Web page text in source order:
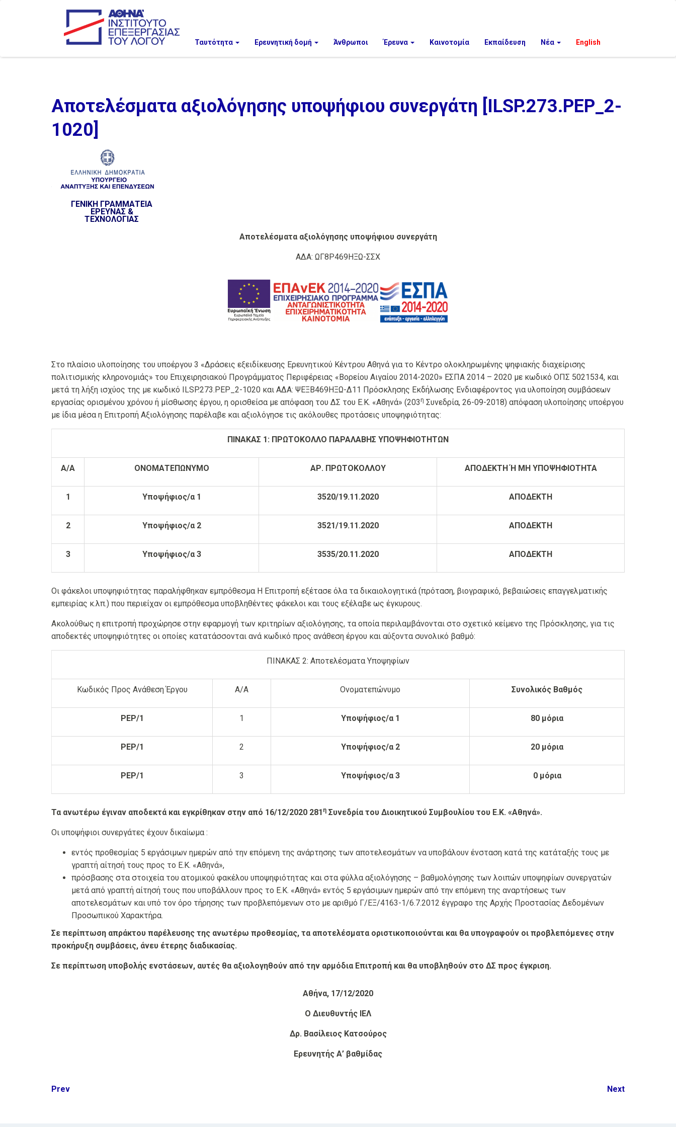
Ταυτότητα Ερευνητική δομή Άνθρωποι Έρευνα Καινοτομία Εκπαίδευση Νέα English
Αποτελέσματα αξιολόγησης υποψήφιου συνεργάτη [ILSP.273.PEP_2-
1020]
ΓΕΝΙΚΗ ΓΡΑΜΜΑΤΕΙΑ
ΕΡΕΥΝΑΣ &
ΤΕΧΝΟΛΟΓΙΑΣ
Αποτελέσματα αξιολόγησης υποψήφιου συνεργάτη
ΑΔΑ: ΩΓ8Ρ469ΗΞΩ-ΣΣΧ
Στο πλαίσιο υλοποίησης του υποέργου 3 «Δράσεις εξειδίκευσης Ερευνητικού Κέντρου Αθηνά για το Κέντρο ολοκληρωμένης ψηφιακής διαχείρισης
πολιτισμικής κληρονομιάς» του Επιχειρησιακού Προγράμματος Περιφέρειας «Βορείου Αιγαίου 2014-2020» ΕΣΠΑ 2014 – 2020 με κωδικό ΟΠΣ 5021534, και
μετά τη λήξη ισχύος της με κωδικό ILSP.273.PEP_2-1020 και ΑΔΑ: ΨΕΞΒ469ΗΞΩ-Δ11 Πρόσκλησης Εκδήλωσης Ενδιαφέροντος για υλοποίηση συμβάσεων
εργασίας ορισμένου χρόνου ή μίσθωσης έργου, η ορισθείσα με απόφαση του ΔΣ του Ε.Κ. «Αθηνά» (203η Συνεδρία, 26-09-2018) απόφαση υλοποίησης υποέργου
με ίδια μέσα η Επιτροπή Αξιολόγησης παρέλαβε και αξιολόγησε τις ακόλουθες προτάσεις υποψηφιότητας:
ΠΙΝΑΚΑΣ 1: ΠΡΩΤΟΚΟΛΛΟ ΠΑΡΑΛΑΒΗΣ ΥΠΟΨΗΦΙΟΤΗΤΩΝ
Α/Α ΟΝΟΜΑΤΕΠΩΝΥΜΟ ΑΡ. ΠΡΩΤΟΚΟΛΛΟΥ ΑΠΟΔΕΚΤΗ Ή ΜΗ ΥΠΟΨΗΦΙΟΤΗΤΑ
1 Υποψήφιος/α 1 3520/19.11.2020 ΑΠΟΔΕΚΤΗ
2 Υποψήφιος/α 2 3521/19.11.2020 ΑΠΟΔΕΚΤΗ
3 Υποψήφιος/α 3 3535/20.11.2020 ΑΠΟΔΕΚΤΗ
Οι φάκελοι υποψηφιότητας παραλήφθηκαν εμπρόθεσμα Η Επιτροπή εξέτασε όλα τα δικαιολογητικά (πρόταση, βιογραφικό, βεβαιώσεις επαγγελματικής
εμπειρίας κ.λπ.) που περιείχαν οι εμπρόθεσμα υποβληθέντες φάκελοι και τους εξέλαβε ως έγκυρους.
Ακολούθως η επιτροπή προχώρησε στην εφαρμογή των κριτηρίων αξιολόγησης, τα οποία περιλαμβάνονται στο σχετικό κείμενο της Πρόσκλησης, για τις
αποδεκτές υποψηφιότητες οι οποίες κατατάσσονται ανά κωδικό προς ανάθεση έργου και αύξοντα συνολικό βαθμό:
ΠΙΝΑΚΑΣ 2: Αποτελέσματα Υποψηφίων
Κωδικός Προς Ανάθεση Έργου Α/Α Ονοματεπώνυμο Συνολικός Βαθμός
PEP/1 1 Υποψήφιος/α 1 80 μόρια
PEP/1 2 Υποψήφιος/α 2 20 μόρια
PEP/1 3 Υποψήφιος/α 3 0 μόρια
Τα ανωτέρω έγιναν αποδεκτά και εγκρίθηκαν στην από 16/12/2020 281 η Συνεδρία του Διοικητικού Συμβουλίου του Ε.Κ. «Αθηνά».
Οι υποψήφιοι συνεργάτες έχουν δικαίωμα :
εντός προθεσμίας 5 εργάσιμων ημερών από την επόμενη της ανάρτησης των αποτελεσμάτων να υποβάλουν ένσταση κατά της κατάταξής τους με
γραπτή αίτησή τους προς το Ε.Κ. «Αθηνά»,
πρόσβασης στα στοιχεία του ατομικού φακέλου υποψηφιότητας και στα φύλλα αξιολόγησης – βαθμολόγησης των λοιπών υποψηφίων συνεργατών
μετά από γραπτή αίτησή τους που υποβάλλουν προς το Ε.Κ. «Αθηνά» εντός 5 εργάσιμων ημερών από την επόμενη της αναρτήσεως των
αποτελεσμάτων και υπό τον όρο τήρησης των προβλεπόμενων στο με αριθμό Γ/ΕΞ/4163-1/6.7.2012 έγγραφο της Αρχής Προστασίας Δεδομένων
Προσωπικού Χαρακτήρα.
Σε περίπτωση απράκτου παρέλευσης της ανωτέρω προθεσμίας, τα αποτελέσματα οριστικοποιούνται και θα υπογραφούν οι προβλεπόμενες στην
προκήρυξη συμβάσεις, άνευ έτερης διαδικασίας.
Σε περίπτωση υποβολής ενστάσεων, αυτές θα αξιολογηθούν από την αρμόδια Επιτροπή και θα υποβληθούν στο ΔΣ προς έγκριση.
Αθήνα, 17/12/2020
Ο Διευθυντής ΙΕΛ
Δρ. Βασίλειος Κατσούρος
Ερευνητής Α’ βαθμίδας
Post
Prev Next